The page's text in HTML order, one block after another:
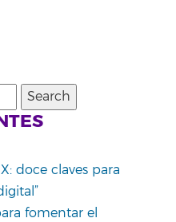
doce claves para
fomentar el